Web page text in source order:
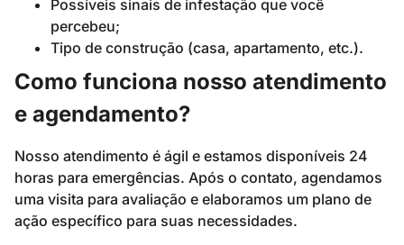
Possíveis sinais de infestação que você
percebeu;
Tipo de construção (casa, apartamento, etc.).
Como funciona nosso atendimento
e agendamento?
Nosso atendimento é ágil e estamos disponíveis 24
horas para emergências. Após o contato, agendamos
uma visita para avaliação e elaboramos um plano de
ação específico para suas necessidades.